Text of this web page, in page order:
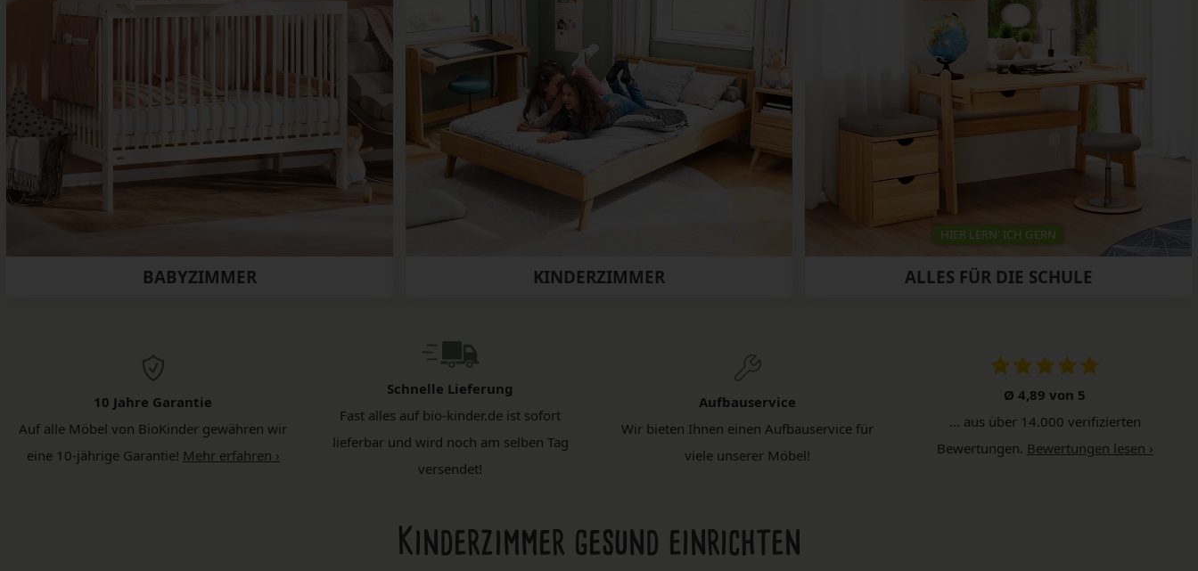
BABYZIMMER KINDERZIMMER
HIER LERN' ICH GERN
ALLES FÜR DIE SCHULE
10 Jahre Garantie
Auf alle Möbel von BioKinder gewähren wir
eine 10-jährige Garantie! Mehr erfahren ›
Schnelle Lieferung
Fast alles auf bio-kinder.de ist sofort
lieferbar und wird noch am selben Tag
versendet!
Aufbauservice
Wir bieten Ihnen einen Aufbauservice für
viele unserer Möbel!
Ø 4,89 von 5
... aus über 14.000 verifizierten
Bewertungen. Bewertungen lesen ›
Kinderzimmer gesund einrichten